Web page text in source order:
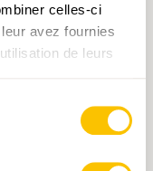
celles-ci
avez fournies
de leurs
zweiteiliger
das